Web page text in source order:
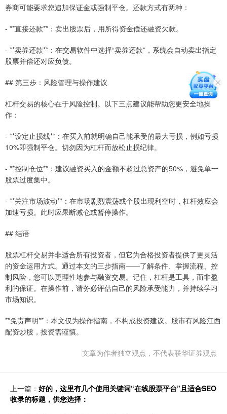
券商可能要求您追加保证金或强制平仓。还款方式有两种：
- **直接还款**：卖出股票后，用所得资金偿还融资欠款。
- **卖券还款**：在交易软件中选择“卖券还款”，系统会自动卖出指定
股票并偿还对应负债。
## 第三步：风险管理与操作建议
杠杆交易的核心在于风险控制。以下三点建议能帮助您更安全地操
作：
- **设定止损线**：在买入前就明确自己能承受的最大亏损，例如亏损
10%即强制平仓。切勿因为杠杆而放松止损纪律。
- **控制仓位**：建议融资买入的金额不超过总资产的50%，避免单一
股票过度集中。
- **关注市场波动**：在市场剧烈震荡或个股出现利空时，杠杆效应会
加速亏损。此时应果断减仓或暂停操作。
## 结语
股票杠杆交易并非适合所有投资者，但它为合格投资者提供了更灵活
的资金运用方式。通过本文的三步指南——了解条件、掌握流程、控
制风险，您可以更理性地参与融资交易。记住，杠杆是工具，而非盈
利的保证。在操作前，请务必评估自己的风险承受能力，并持续学习
市场知识。
**免责声明**：本文仅为操作指南，不构成投资建议。股市有风险江西
配资炒股，投资需谨慎。
文章为作者独立观点，不代表联华证券观点
上一篇： 好的，这里有几个使用关键词“在线股票平台”且适合SEO
收录的标题，供您选择：